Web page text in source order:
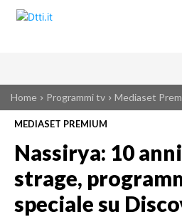
Home Programmi tv Mediaset
MEDIASET PREMIUM
Nassirya: 10
strage,
speciale su